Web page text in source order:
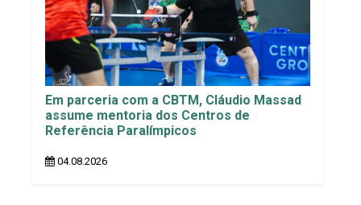
Em parceria com a CBTM, Cláudio Massad
assume mentoria dos Centros de
Referência Paralímpicos
04.08.2026